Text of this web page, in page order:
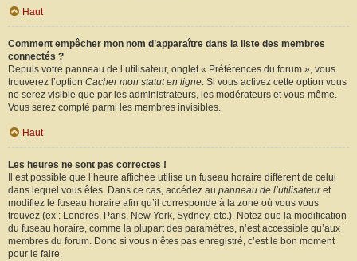
Haut
Comment empêcher mon nom d’apparaître dans la liste des membres
connectés ?
Depuis votre panneau de l’utilisateur, onglet « Préférences du forum », vous
trouverez l’option Cacher mon statut en ligne. Si vous activez cette option vous
ne serez visible que par les administrateurs, les modérateurs et vous-même.
Vous serez compté parmi les membres invisibles.
Haut
Les heures ne sont pas correctes !
Il est possible que l’heure affichée utilise un fuseau horaire différent de celui
dans lequel vous êtes. Dans ce cas, accédez au panneau de l’utilisateuret
modifiez le fuseau horaire afin qu’il corresponde à la zone où vous vous
trouvez (ex : Londres, Paris, New York, Sydney, etc.). Notez que la modification
du fuseau horaire, comme la plupart des paramètres, n’est accessible qu’aux
membres du forum. Donc si vous n’êtes pas enregistré, c’est le bon moment
pour le faire.